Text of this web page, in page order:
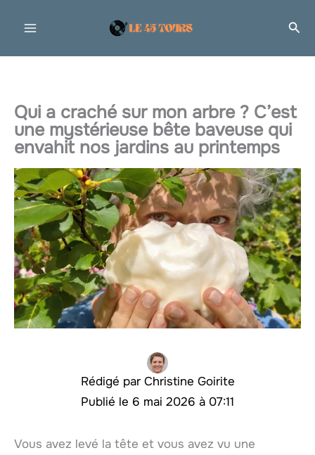
Qui a craché sur mon arbre ? C’est
une mystérieuse bête baveuse qui
envahit nos jardins au printemps
Christine Goirite
6 mai 2026 à 07:11
Vous avez levé la tête et vous avez vu une